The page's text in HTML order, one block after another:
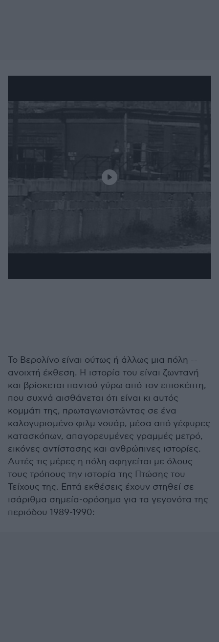
Το Βερολίνο είναι ούτως ή άλλως μια πόλη --
ανοιχτή έκθεση. Η ιστορία του είναι ζωντανή
και βρίσκεται παντού γύρω από τον επισκέπτη,
που συχνά αισθάνεται ότι είναι κι αυτός
κομμάτι της, πρωταγωνιστώντας σε ένα
καλογυρισμένο φιλμ νουάρ, μέσα από γέφυρες
κατασκόπων, απαγορευμένες γραμμές μετρό,
εικόνες αντίστασης και ανθρώπινες ιστορίες.
Αυτές τις μέρες η πόλη αφηγείται με όλους
τους τρόπους την ιστορία της Πτώσης του
Τείχους της. Επτά εκθέσεις έχουν στηθεί σε
ισάριθμα σημεία-ορόσημα για τα γεγονότα της
περιόδου 1989-1990: